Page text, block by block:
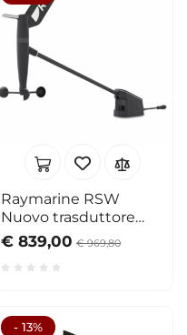
Raymarine RSW
Nuovo trasduttore
Wind testa d'albero
€ 839,00 € 969,80
- 13%